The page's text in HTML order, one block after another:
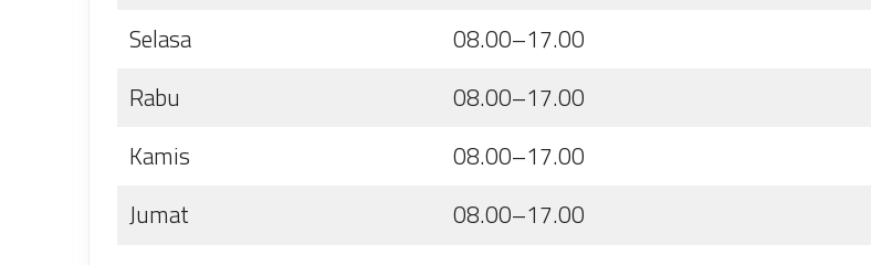
Selasa
08.00–17.00
Rabu
08.00–17.00
Kamis
08.00–17.00
Jumat
08.00–17.00